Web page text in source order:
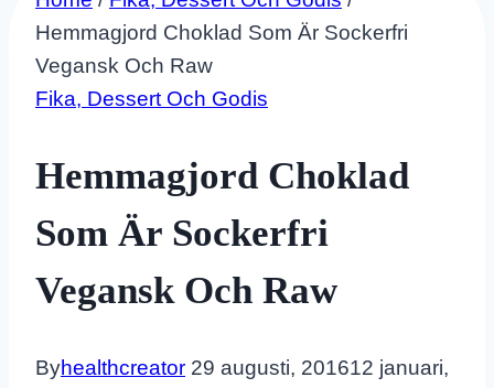
Hemmagjord Choklad Som Är Sockerfri
Vegansk Och Raw
Fika, Dessert Och Godis
Hemmagjord Choklad
Som Är Sockerfri
Vegansk Och Raw
Byhealthcreator 29 augusti, 201612 januari,